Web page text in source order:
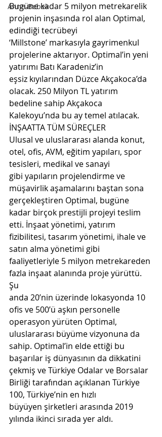
Anne-Bebek
Bugüne kadar 5 milyon metrekarelik
projenin inşasında rol alan Optimal,
edindiği tecrübeyi
‘Millstone’ markasıyla gayrimenkul
projelerine aktarıyor. Optimal’in yeni
yatırımı Batı Karadeniz’in
eşsiz kıyılarından Düzce Akçakoca’da
olacak. 250 Milyon TL yatırım
bedeline sahip Akçakoca
Kalekoyu’nda bu ay temel atılacak.
İNŞAATTA TÜM SÜREÇLER
Ulusal ve uluslararası alanda konut,
otel, ofis, AVM, eğitim yapıları, spor
tesisleri, medikal ve sanayi
gibi yapıların projelendirme ve
müşavirlik aşamalarını baştan sona
gerçekleştiren Optimal, bugüne
kadar birçok prestijli projeyi teslim
etti. İnşaat yönetimi, yatırım
fizibilitesi, tasarım yönetimi, ihale ve
satın alma yönetimi gibi
faaliyetleriyle 5 milyon metrekareden
fazla inşaat alanında proje yürüttü.
Şu
anda 20’nin üzerinde lokasyonda 10
ofis ve 500’ü aşkın personelle
operasyon yürüten Optimal,
uluslararası büyüme vizyonuna da
sahip. Optimal’in elde ettiği bu
başarılar iş dünyasının da dikkatini
çekmiş ve Türkiye Odalar ve Borsalar
Birliği tarafından açıklanan Türkiye
100, Türkiye’nin en hızlı
büyüyen şirketleri arasında 2019
yılında ikinci sırada yer aldı.